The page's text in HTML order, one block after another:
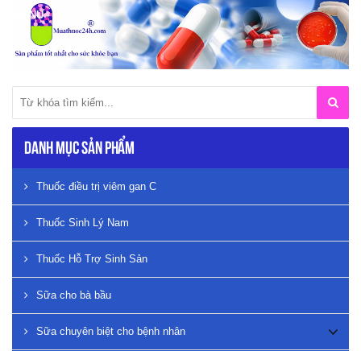
Danh mục sản phẩm
Thuốc điều trị viêm gan C
Thuốc Sinh Lý Nam
Thuốc Hỗ Trợ Sinh Sản
Sữa cho bà bầu
Sữa chuyên biệt cho bệnh nhân